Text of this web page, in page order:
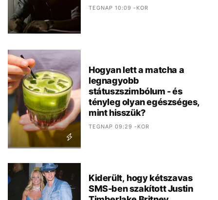
TEGNAP 10:09 -KOR
Hogyan lett a matcha a
legnagyobb
státuszszimbólum - és
tényleg olyan egészséges,
mint hisszük?
TEGNAP 09:29 -KOR
Kiderült, hogy kétszavas
SMS-ben szakított Justin